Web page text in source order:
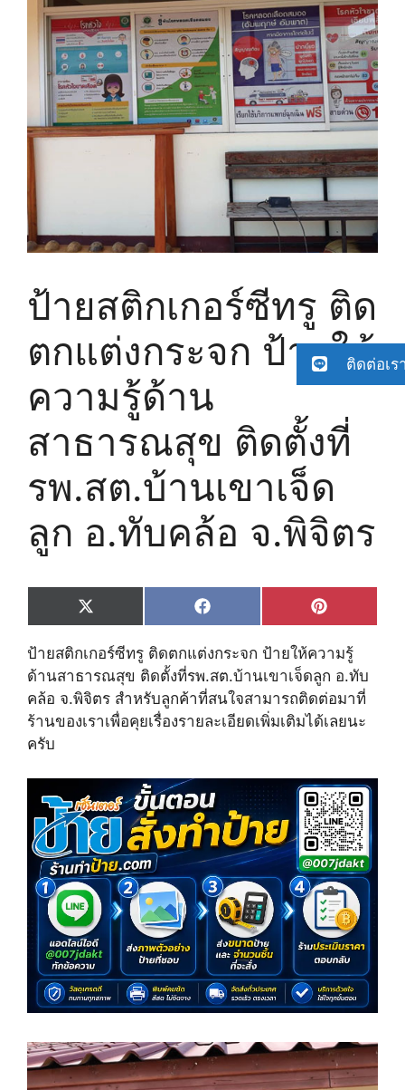
ป้ายสติกเกอร์ซีทรู ติด
ตกแต่งกระจก ป้ายให้
ความรู้ด้าน
สาธารณสุข ติดตั้งที่
รพ.สต.บ้านเขาเจ็ด
ลูก อ.ทับคล้อ จ.พิจิตร
Share
on
X
(
w
i
t
e
Share
on
F
a
e
b
o
o
k
Share
on
P
i
e
r
e
s
ป้ายสติกเกอร์ซีทรู ติดตกแต่งกระจก ป้ายให้ความรู้
ด้านสาธารณสุข ติดตั้งที่รพ.สต.บ้านเขาเจ็ดลูก อ.ทับ
คล้อ จ.พิจิตร สำหรับลูกค้าที่สนใจสามารถติดต่อมาที่
ร้านของเราเพื่อคุยเรื่องรายละเอียดเพิ่มเติมได้เลยนะ
ครับ
ติดต่อเร